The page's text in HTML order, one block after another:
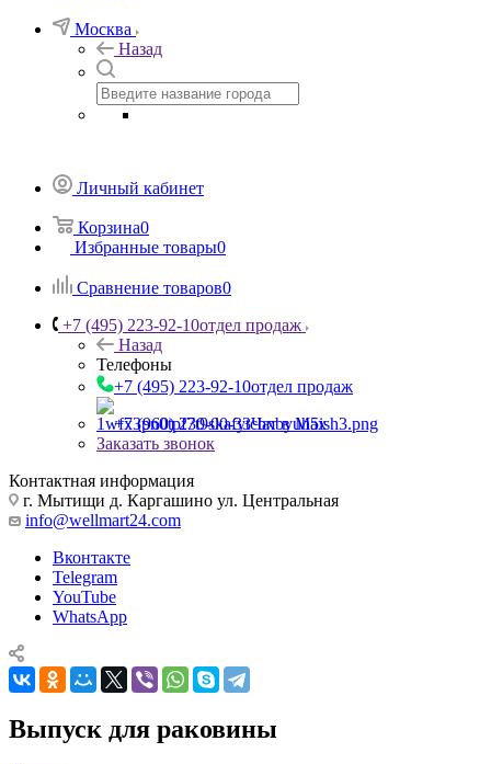
Москва
Назад
Личный кабинет
Корзина0
Избранные товары0
Сравнение товаров0
+7 (495) 223-92-10отдел продаж
Назад
Телефоны
+7 (495) 223-92-10отдел продаж
+7 (960) 230-00-33Чат в Max
Заказать звонок
Контактная информация
г. Мытищи д. Каргашино ул. Центральная
info@wellmart24.com
Вконтакте
Telegram
YouTube
WhatsApp
Выпуск для раковины